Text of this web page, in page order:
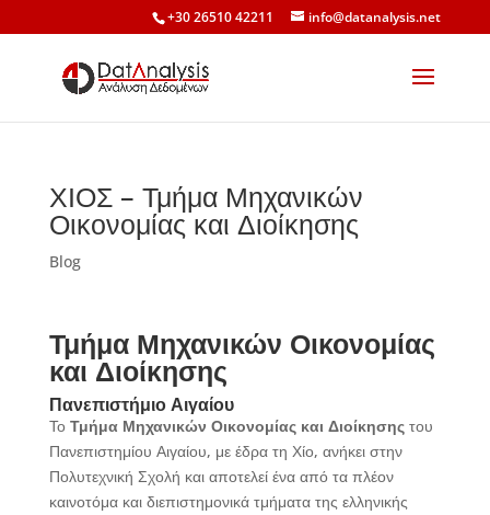
+30 26510 42211 info@datanalysis.net
ΧΙΟΣ – Τμήμα Μηχανικών
Οικονομίας και Διοίκησης
Blog
Τμήμα Μηχανικών Οικονομίας
και Διοίκησης
Πανεπιστήμιο Αιγαίου
Το Τμήμα Μηχανικών Οικονομίας και Διοίκησηςτου
Πανεπιστημίου Αιγαίου, με έδρα τη Χίο, ανήκει στην
Πολυτεχνική Σχολή και αποτελεί ένα από τα πλέον
καινοτόμα και διεπιστημονικά τμήματα της ελληνικής